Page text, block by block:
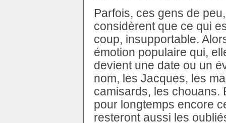
Parfois, ces gens de
considèrent que ce qui
coup, insupportable.
émotion populaire qui,
devient une date ou un
nom, les Jacques, les
camisards, les chouans.
pour longtemps encore
resteront aussi les